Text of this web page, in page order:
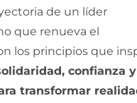
de un líder
que renueva el
los principios que
confianza y
transformar